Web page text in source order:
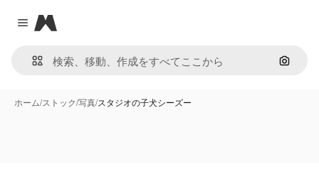
Close menu
Magnific
画像で
ホーム/ストック/写真/スタジオの子犬シーズー